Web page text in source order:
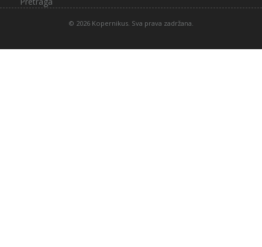
© 2026 Kopernikus. Sva prava zadržana.